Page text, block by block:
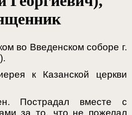
во Введенском соборе г.
к Казанской церкви
Пострадал вместе с
за то, что не пожелал